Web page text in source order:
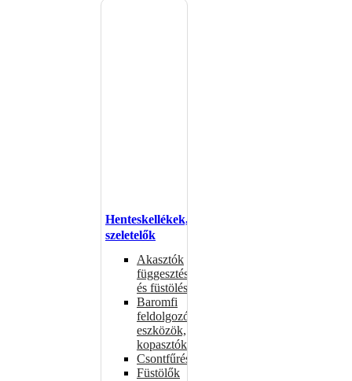
Henteskellékek,
szeletelők
Akasztók
függesztéshez
és füstöléshez
Baromfi
feldolgozó
eszközök,
kopasztók
Csontfűrészek
Füstölők